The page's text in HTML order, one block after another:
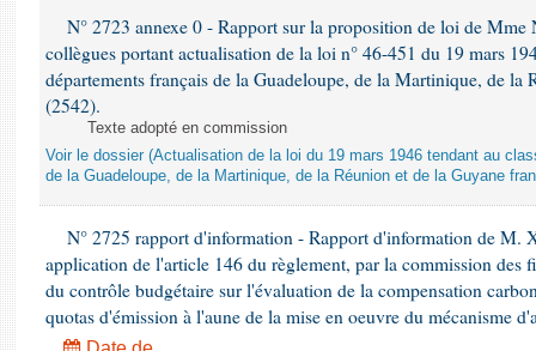
N° 2723 annexe 0 - Rapport sur la proposition de loi de Mme
collègues portant actualisation de la loi n° 46-451 du 19 mars
départements français de la Guadeloupe, de la Martinique, de la
(2542).
Texte adopté en commission
Voir le dossier (Actualisation de la loi du 19 mars 1946 tendant au
de la Guadeloupe, de la Martinique, de la Réunion et de la Guyane
N° 2725 rapport d'information - Rapport d'information de M.
application de l'article 146 du règlement, par la commission des
du contrôle budgétaire sur l'évaluation de la compensation
quotas d'émission à l'aune de la mise en oeuvre du mécanisme